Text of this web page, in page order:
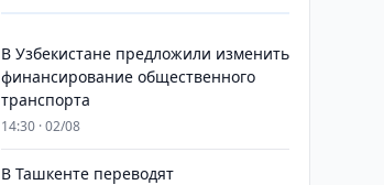
В Узбекистане предложили изменить
финансирование общественного
транспорта
14:30 · 02/08
В Ташкенте переводят